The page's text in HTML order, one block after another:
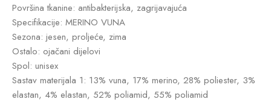
Površina tkanine: antibakterijska, zagrijavajuća
Specifikacije: MERINO VUNA
Sezona: jesen, proljeće, zima
Ostalo: ojačani dijelovi
Spol: unisex
Sastav materijala 1: 13% vuna, 17% merino, 28% poliester, 3%
elastan, 4% elastan, 52% poliamid, 55% poliamid